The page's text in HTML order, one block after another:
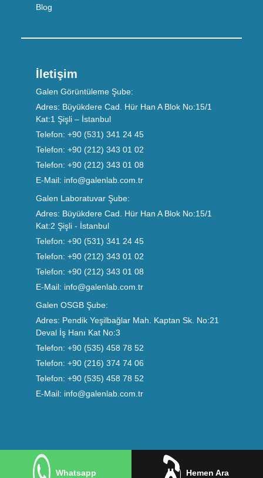
Whatsapp Hemen Ara
Blog
İletişim
Galen Görüntüleme Şube:
Adres: Büyükdere Cad. Hür Han A Blok No:15/1
Kat:1 Şişli – İstanbul
Telefon: +90 (531) 341 24 45
Telefon: +90 (212) 343 01 02
Telefon: +90 (212) 343 01 08
E-Mail: info@galenlab.com.tr
Galen Laboratuvar Şube:
Adres: Büyükdere Cad. Hür Han A Blok No:15/1
Kat:2 Şişli - İstanbul
Telefon: +90 (531) 341 24 45
Telefon: +90 (212) 343 01 02
Telefon: +90 (212) 343 01 08
E-Mail: info@galenlab.com.tr
Galen OSGB Şube:
Adres: Pendik Yeşilbağlar Mah. Kaptan Sk. No:21
Deval İş Hanı Kat No:3
Telefon: +90 (535) 458 78 52
Telefon: +90 (216) 374 74 06
Telefon: +90 (535) 458 78 52
E-Mail: info@galenlab.com.tr